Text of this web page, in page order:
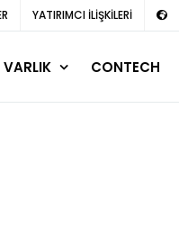
YATIRIMCI İLİŞKİLERİ
CONTECH